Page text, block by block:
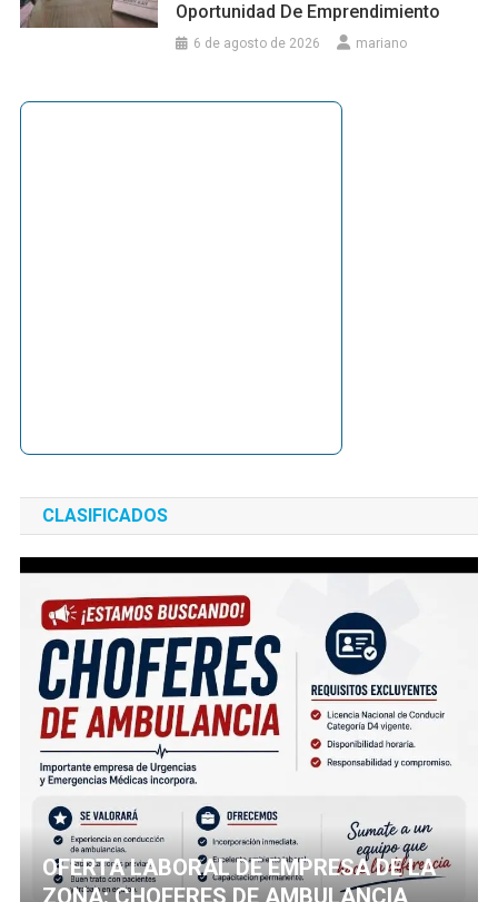
Oportunidad De Emprendimiento
6 de agosto de 2026 mariano
CLASIFICADOS
OFERTA LABORAL DE EMPRESA DE LA
ZONA: CHOFERES DE AMBULANCIA